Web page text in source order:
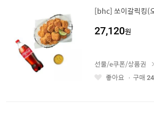
[bhc] 쏘이갈릭킹(
27,120원
좋
선물/e쿠폰/상품권
좋아요
구매